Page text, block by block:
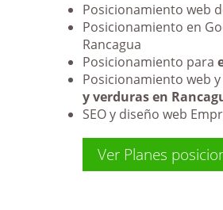
Posicionamiento web
Posicionamiento en
Rancagua
Posicionamiento para
Posicionamiento web
y verduras en
SEO y diseño web
Ver Planes